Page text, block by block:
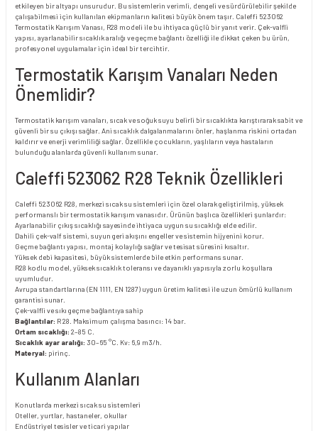
etkileyen bir altyapı unsurudur. Bu sistemlerin verimli, dengeli ve sürdürülebilir şekilde
çalışabilmesi için kullanılan ekipmanların kalitesi büyük önem taşır. Caleffi 523062
Termostatik Karışım Vanası, R28 modeli ile bu ihtiyaca güçlü bir yanıt verir. Çek-valfli
yapısı, ayarlanabilir sıcaklık aralığı ve geçme bağlantı özelliği ile dikkat çeken bu ürün,
profesyonel uygulamalar için ideal bir tercihtir.
Termostatik Karışım Vanaları Neden
Önemlidir?
Termostatik karışım vanaları, sıcak ve soğuk suyu belirli bir sıcaklıkta karıştırarak sabit ve
güvenli bir su çıkışı sağlar. Ani sıcaklık dalgalanmalarını önler, haşlanma riskini ortadan
kaldırır ve enerji verimliliği sağlar. Özellikle çocukların, yaşlıların veya hastaların
bulunduğu alanlarda güvenli kullanım sunar.
Caleffi 523062 R28 Teknik Özellikleri
Caleffi 523062 R28, merkezi sıcak su sistemleri için özel olarak geliştirilmiş, yüksek
performanslı bir termostatik karışım vanasıdır. Ürünün başlıca özellikleri şunlardır:
Ayarlanabilir çıkış sıcaklığı sayesinde ihtiyaca uygun su sıcaklığı elde edilir.
Dahili çek-valf sistemi, suyun geri akışını engeller ve sistemin hijyenini korur.
Geçme bağlantı yapısı, montaj kolaylığı sağlar ve tesisat süresini kısaltır.
Yüksek debi kapasitesi, büyük sistemlerde bile etkin performans sunar.
R28 kodlu model, yüksek sıcaklık toleransı ve dayanıklı yapısıyla zorlu koşullara
uyumludur.
Avrupa standartlarına (EN 1111, EN 1287) uygun üretim kalitesi ile uzun ömürlü kullanım
garantisi sunar.
Çek-valfli ve sıkı geçme bağlantıya sahip
Bağlantılar: R 28. Maksimum çalışma basıncı: 14 bar.
Ortam sıcaklığı: 2–85 C.
Sıcaklık ayar aralığı: 30–65 °C. Kv: 6,9 m3/h.
Materyal: pirinç.
Kullanım Alanları
Konutlarda merkezi sıcak su sistemleri
Oteller, yurtlar, hastaneler, okullar
Endüstriyel tesisler ve ticari yapılar